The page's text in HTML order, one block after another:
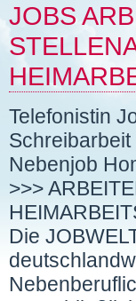
JOBS
Telefonistin
Nebenjob
>>>
Die